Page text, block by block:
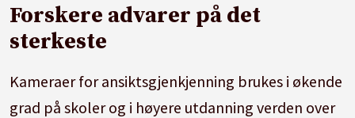
Forskere advarer på det
sterkeste
Kameraer for ansiktsgjenkjenning brukes i økende
grad på skoler og i høyere utdanning verden over